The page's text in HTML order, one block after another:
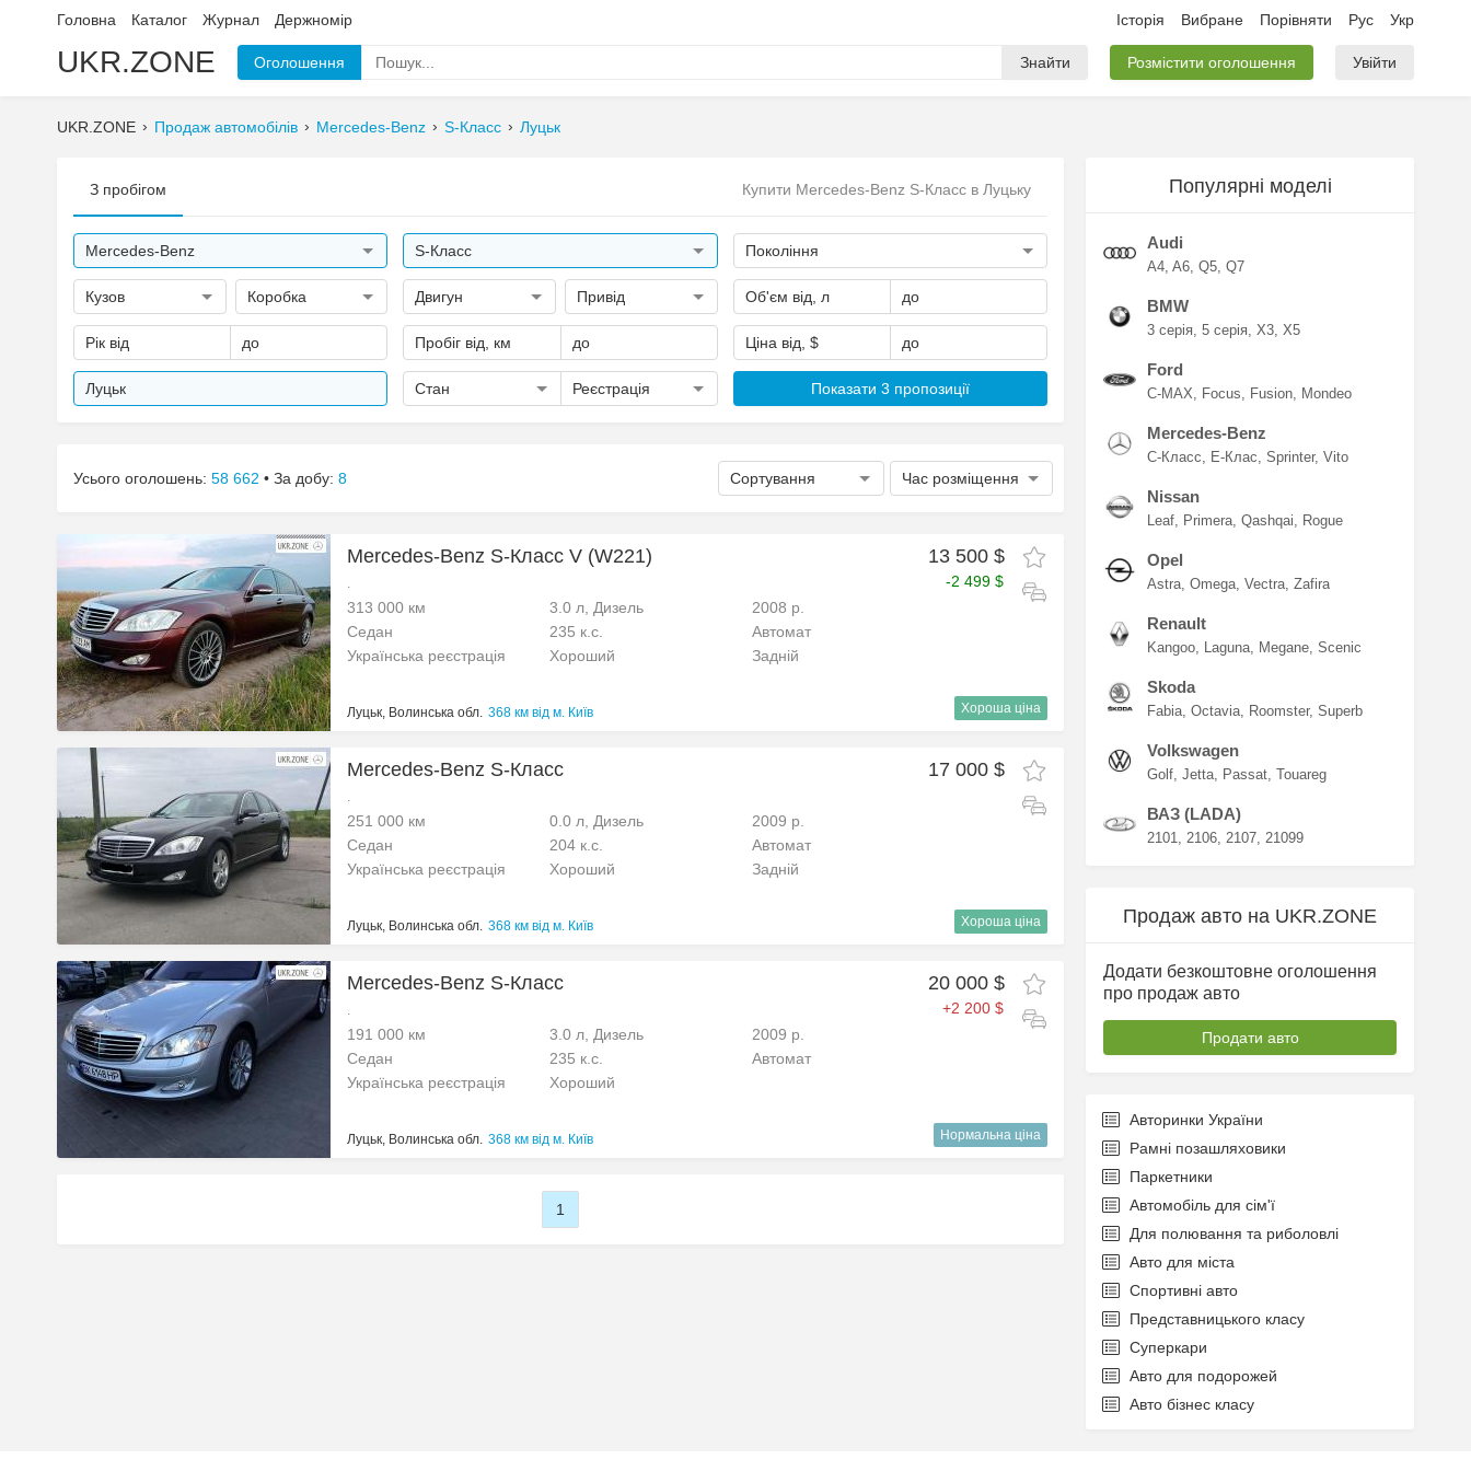
Головна Каталог Журнал Держномір Історія Вибране Порівняти Рус Укр
UKR.ZONE Оголошення Знайти Розмістити оголошення Увійти
UKR.ZONE Продаж автомобілів Mercedes-Benz S-Класс Луцьк
З пробігом Купити Mercedes-Benz S-Класс в Луцьку
Mercedes-Benz S-Класс Покоління
Кузов Коробка Двигун Привід Об'єм від, л до
Рік від до Пробіг від, км до Ціна від, $ до
Луцьк Стан Реєстрація Показати 3 пропозиції
Усього оголошень: 58 662 • За добу: 8 Сортування Час розміщення
Mercedes-Benz S-Класс V (W221) 13 500 $
-2 499 $
.
313 000 км 3.0 л, Дизель
2008 р.
Седан
235 к.с.
Автомат
Українська реєстрація
Хороший Задній
Луцьк, Волинська обл. 368 км від м. Київ Хороша ціна
Mercedes-Benz S-Класс 17 000 $
.
251 000 км 0.0 л, Дизель
2009 р.
Седан
204 к.с.
Автомат
Українська реєстрація
Хороший Задній
Луцьк, Волинська обл. 368 км від м. Київ Хороша ціна
Mercedes-Benz S-Класс 20 000 $
+2 200 $
.
191 000 км 3.0 л, Дизель
2009 р.
Седан
235 к.с.
Автомат
Українська реєстрація
Хороший
Луцьк, Волинська обл. 368 км від м. Київ Нормальна ціна
1
Популярні моделі
Audi
A4 A6 Q5 Q7
BMW
3 серія 5 серія X3 X5
Ford
C-MAX Focus Fusion Mondeo
Mercedes-Benz
C-Класс E-Клас Sprinter Vito
Nissan
Leaf Primera Qashqai Rogue
Opel
Astra Omega Vectra Zafira
Renault
Kangoo Laguna Megane Scenic
Skoda
Fabia Octavia Roomster Superb
Volkswagen
Golf Jetta Passat Touareg
ВАЗ (LADA)
2101 2106 2107 21099
Продаж авто на UKR.ZONE
Додати безкоштовне оголошення
про продаж авто
Продати авто
Авторинки України
Рамні позашляховики
Паркетники
Автомобіль для сім'ї
Для полювання та риболовлі
Авто для міста
Спортивні авто
Представницького класу
Суперкари
Авто для подорожей
Авто бізнес класу